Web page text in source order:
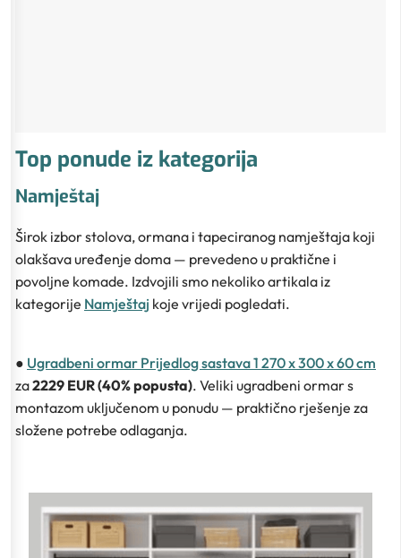
Top ponude iz kategorija
Namještaj
Širok izbor stolova, ormana i tapeciranog namještaja koji
olakšava uređenje doma — prevedeno u praktične i
povoljne komade. Izdvojili smo nekoliko artikala iz
kategorije Namještaj koje vrijedi pogledati.
● Ugradbeni ormar Prijedlog sastava 1 270 x 300 x 60 cm
za2229 EUR (40% popusta). Veliki ugradbeni ormar s
montazom uključenom u ponudu — praktično rješenje za
složene potrebe odlaganja.